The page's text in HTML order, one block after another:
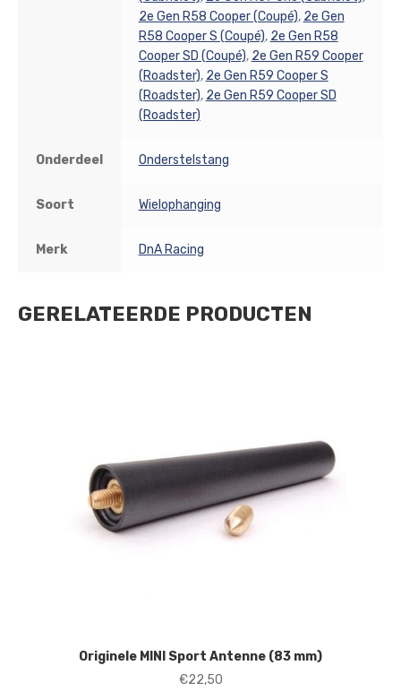
2e Gen R58 Cooper (Coupé), 2e Gen
R58 Cooper S (Coupé), 2e Gen R58
Cooper SD (Coupé), 2e Gen R59 Cooper
(Roadster), 2e Gen R59 Cooper S
(Roadster), 2e Gen R59 Cooper SD
(Roadster)
Onderdeel Onderstelstang
Soort Wielophanging
Merk DnA Racing
GERELATEERDE PRODUCTEN
Originele MINI Sport Antenne (83 mm)
€22,50